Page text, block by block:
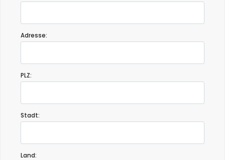
Adresse:
PLZ:
Stadt:
Land: